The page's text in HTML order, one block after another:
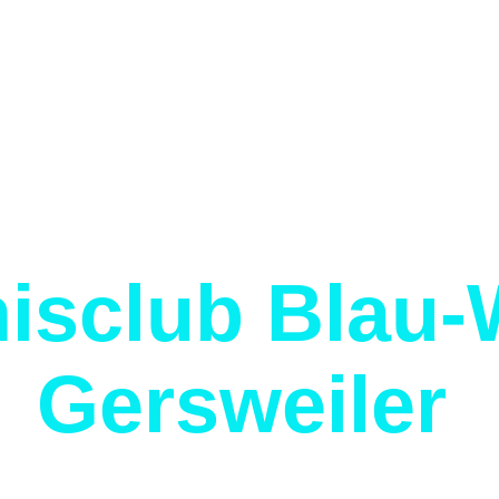
Blau-
Gersweiler